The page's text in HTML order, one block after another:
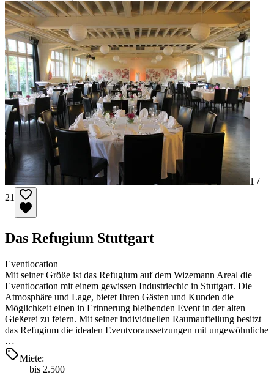
1 /
21
Das Refugium Stuttgart
Eventlocation
Mit seiner Größe ist das Refugium auf dem Wizemann Areal die
Eventlocation mit einem gewissen Industriechic in Stuttgart. Die
Atmosphäre und Lage, bietet Ihren Gästen und Kunden die
Möglichkeit einen in Erinnerung bleibenden Event in der alten
Gießerei zu feiern. Mit seiner individuellen Raumaufteilung besitzt
das Refugium die idealen Eventvoraussetzungen mit ungewöhnliche
…
Miete:
bis 2.500